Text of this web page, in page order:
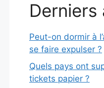
Peut-on dormir à
se faire expulser ?
Quels pays ont
tickets papier ?